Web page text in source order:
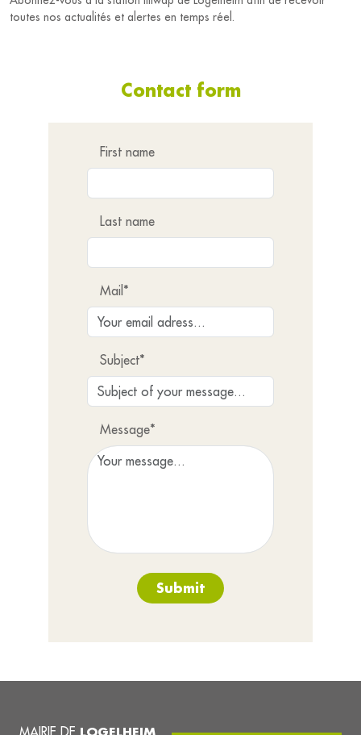
toutes nos actualités et alertes en temps réel.
Contact form
First name
Last name
Mail*
Subject*
Message*
Submit
MAIRIE DE LOGELHEIM